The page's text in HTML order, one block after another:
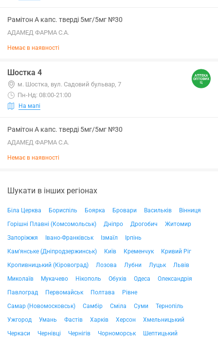
Рамітон А капс. тверді 5мг/5мг №30
АДАМЕД ФАРМА С.А.
Немає в наявності
Шостка 4
м. Шостка, вул. Садовий бульвар, 7
Пн-Нд: 08:00-21:00
На мапі
Рамітон А капс. тверді 5мг/5мг №30
АДАМЕД ФАРМА С.А.
Немає в наявності
Шукати в інших регіонах
Біла Церква Бориспіль Боярка Бровари Васильків
Вінниця
Горішні Плавні (Комсомольськ)
Дніпро Дрогобич
Житомир
Запоріжжя
Івано-Франківськ Ізмаїл
Ірпінь
Кам'янське (Дніпродзержинськ)
Київ Кременчук
Кривий Ріг
Кропивницький (Кіровоград)
Лозова Лубни Луцьк
Львів
Миколаїв
Мукачево Нікополь Обухів Одеса
Олександрія
Павлоград
Первомайськ Полтава
Рівне
Самар (Новомосковськ)
Самбір Сміла Суми
Тернопіль
Ужгород
Умань Фастів Харків Херсон
Хмельницький
Черкаси
Чернівці Чернігів Чорноморськ Шептицький